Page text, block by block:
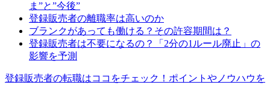
ま”と”今後”
登録販売者の離職率は高いのか
ブランクがあっても働ける？その許容期間は？
登録販売者は不要になるの？「2分の1ルール廃止」の
影響を予測
登録販売者の転職はココをチェック！ポイントやノウハウを